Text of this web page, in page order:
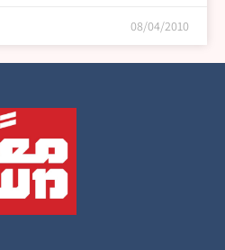
08/04/2010